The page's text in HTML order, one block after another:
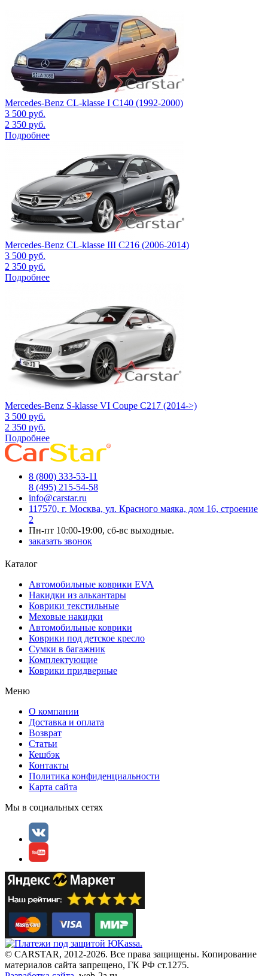
Mercedes-Benz CL-klasse I C140 (1992-2000)
3 500 руб.
2 350 руб.
Подробнее
Mercedes-Benz CL-klasse III C216 (2006-2014)
3 500 руб.
2 350 руб.
Подробнее
Mercedes-Benz S-klasse VI Coupe C217 (2014->)
3 500 руб.
2 350 руб.
Подробнее
8 (800) 333-53-11
8 (495) 215-54-58
info@carstar.ru
117570, г. Москва, ул. Красного маяка, дом 16, строение
2
Пн-пт 10:00-19:00, сб-вс выходные.
заказать звонок
Каталог
Автомобильные коврики EVA
Накидки из алькантары
Коврики текстильные
Меховые накидки
Автомобильные коврики
Коврики под детское кресло
Сумки в багажник
Комплектующие
Коврики придверные
Меню
О компании
Доставка и оплата
Возврат
Статьи
Кешбэк
Контакты
Политика конфиденциальности
Карта сайта
Мы в социальных сетях
© CARSTAR, 2012-2026. Все права защищены. Копирование
материалов сайта запрещено, ГК РФ ст.1275.